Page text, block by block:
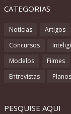
CATEGORIAS
Notícias Artigos
Concursos
Modelos
Filmes
Entrevistas
Planos
PESQUISE AQUI